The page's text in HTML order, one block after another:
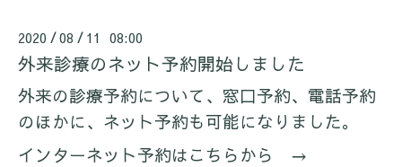
2020 /08 / 11 08:00
外来診療のネット予約開始しました
外来の診療予約について、窓口予約、電話予約
のほかに、ネット予約も可能になりました。
インターネット予約はこちらから →